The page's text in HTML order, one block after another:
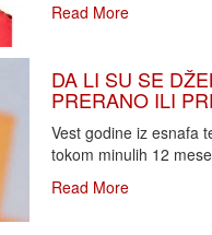
Read More
DA LI SU SE
PRERANO ILI
Vest godine iz esnafa
tokom minulih 12
Read More